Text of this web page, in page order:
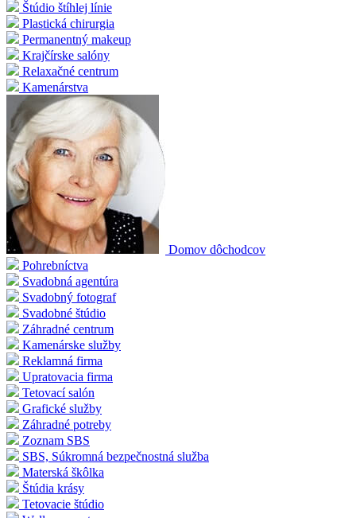
Štúdio štíhlej línie
Plastická chirurgia
Permanentný makeup
Krajčírske salóny
Relaxačné centrum
Kamenárstva
Domov dôchodcov
Pohrebníctva
Svadobná agentúra
Svadobný fotograf
Svadobné štúdio
Záhradné centrum
Kamenárske služby
Reklamná firma
Upratovacia firma
Tetovací salón
Grafické služby
Záhradné potreby
Zoznam SBS
SBS, Súkromná bezpečnostná služba
Materská škôlka
Štúdia krásy
Tetovacie štúdio